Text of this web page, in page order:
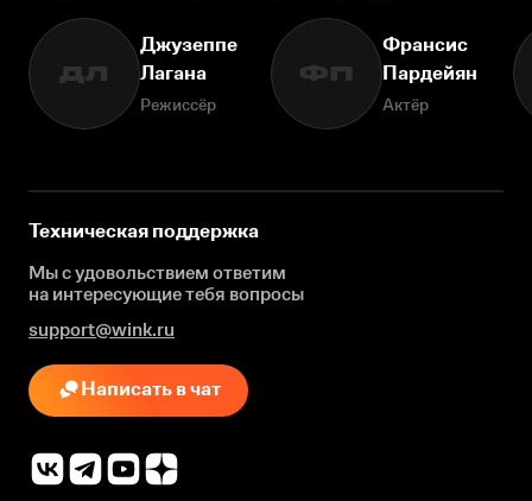
ДЛ
Джузеппе
Лагана
Режиссёр
ФП
Франсис
Пардейян
Актёр
Техническая поддержка
Мы с удовольствием ответим
на интересующиетебя вопросы
support@wink.ru
Написать в чат